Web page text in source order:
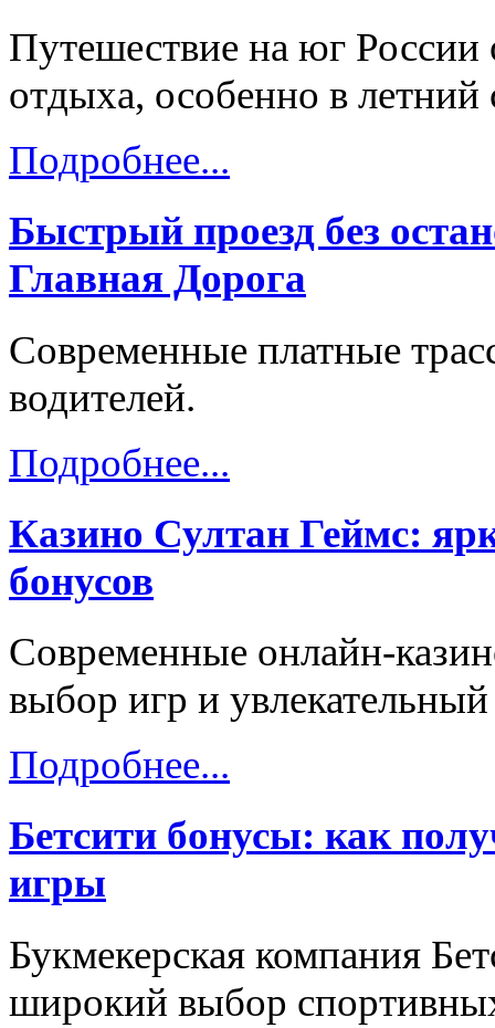
Путешествие на юг России
отдыха, особенно в летний
Подробнее...
Быстрый проезд без
Главная Дорога
Современные платные
водителей.
Подробнее...
Казино Султан Геймс:
бонусов
Современные онлайн-
выбор игр и
Подробнее...
Бетсити бонусы: как
игры
Букмекерская компания
широкий выбор